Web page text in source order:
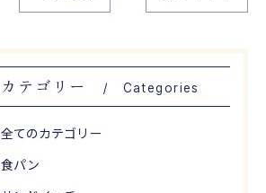
カテゴリー Categories
全てのカテゴリー
食パン